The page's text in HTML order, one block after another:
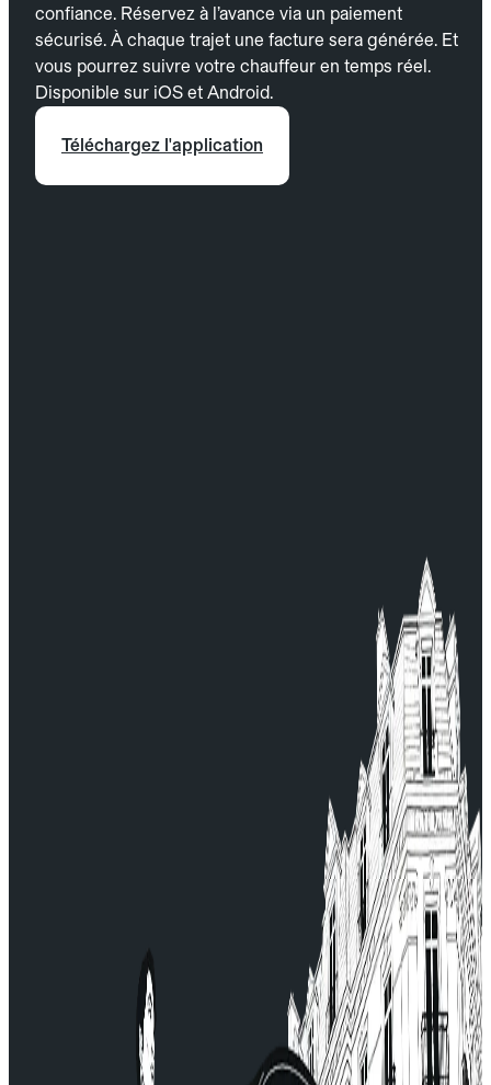
confiance. Réservez à l’avance via un paiement
sécurisé. À chaque trajet une facture sera générée. Et
vous pourrez suivre votre chauffeur en temps réel.
Disponible sur iOS et Android.
Téléchargez l'application